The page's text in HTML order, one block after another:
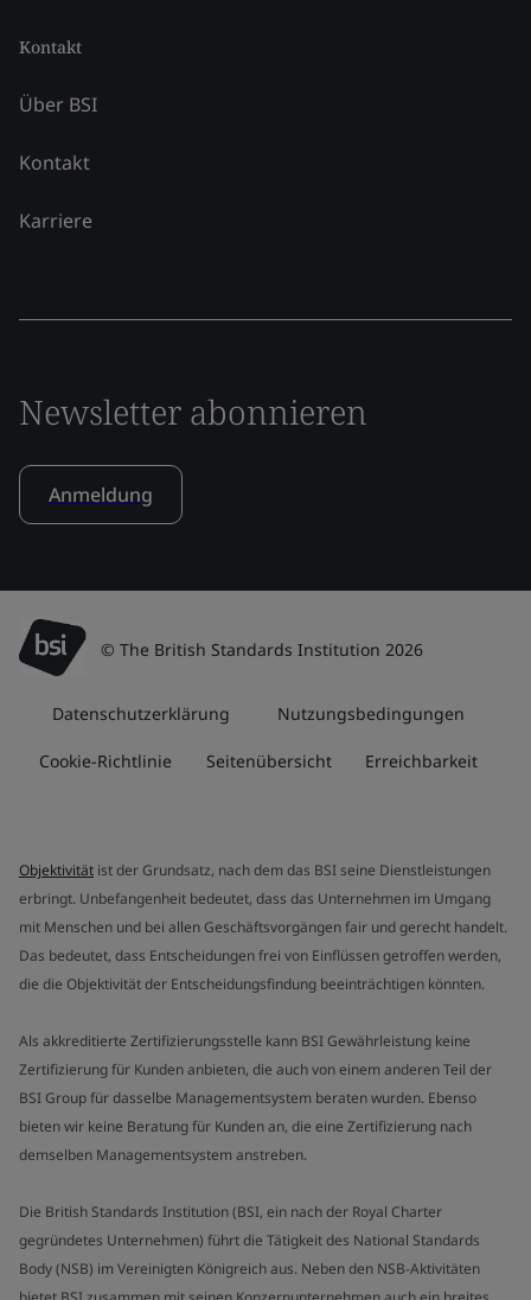
Kontakt
Über BSI
Kontakt
Karriere
Newsletter abonnieren
Anmeldung
© The British Standards Institution 2026
Datenschutzerklärung Nutzungsbedingungen
Cookie-Richtlinie Seitenübersicht Erreichbarkeit
Objektivität ist der Grundsatz, nach dem das BSI seine Dienstleistungen
erbringt. Unbefangenheit bedeutet, dass das Unternehmen im Umgang
mit Menschen und bei allen Geschäftsvorgängen fair und gerecht handelt.
Das bedeutet, dass Entscheidungen frei von Einflüssen getroffen werden,
die die Objektivität der Entscheidungsfindung beeinträchtigen könnten.
Als akkreditierte Zertifizierungsstelle kann BSI Gewährleistung keine
Zertifizierung für Kunden anbieten, die auch von einem anderen Teil der
BSI Group für dasselbe Managementsystem beraten wurden. Ebenso
bieten wir keine Beratung für Kunden an, die eine Zertifizierung nach
demselben Managementsystem anstreben.
Die British Standards Institution (BSI, ein nach der Royal Charter
gegründetes Unternehmen) führt die Tätigkeit des National Standards
Body (NSB) im Vereinigten Königreich aus. Neben den NSB-Aktivitäten